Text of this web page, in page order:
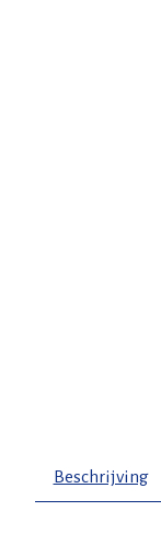
Beschrijving